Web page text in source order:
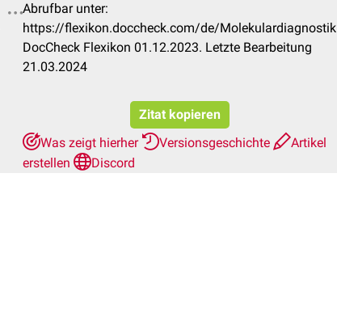
Abrufbar unter:
https://flexikon.doccheck.com/de/Molekulardiagnostik
DocCheck Flexikon 01.12.2023. Letzte Bearbeitung
21.03.2024
Zitat kopieren
Was zeigt hierher
Versionsgeschichte
Artikel
erstellen
Discord